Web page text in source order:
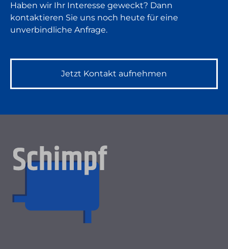
Haben wir Ihr Interesse geweckt? Dann
kontaktieren Sie uns noch heute für eine
unverbindliche Anfrage.
Jetzt Kontakt aufnehmen